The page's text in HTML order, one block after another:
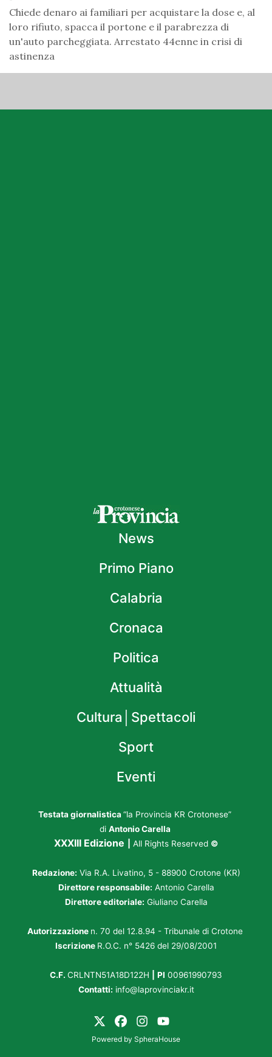
Chiede denaro ai familiari per acquistare la dose e, al
loro rifiuto, spacca il portone e il parabrezza di
un'auto parcheggiata. Arrestato 44enne in crisi di
astinenza
News
Primo Piano
Calabria
Cronaca
Politica
Attualità
Cultura│Spettacoli
Sport
Eventi
Testata giornalistica “la Provincia KR Crotonese”
di Antonio Carella
XXXIII Edizione All Rights Reserved ©
Redazione: Via R.A. Livatino, 5 - 88900 Crotone (KR)
Direttore responsabile: Antonio Carella
Direttore editoriale: Giuliano Carella
Autorizzazione n. 70 del 12.8.94 - Tribunale di Crotone
Iscrizione R.O.C. n° 5426 del 29/08/2001
C.F. CRLNTN51A18D122H PI 00961990793
Contatti: info@laprovinciakr.it
Powered by SpheraHouse